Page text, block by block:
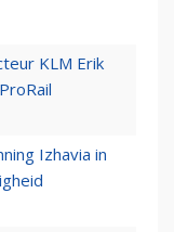
KLM Erik
Izhavia in